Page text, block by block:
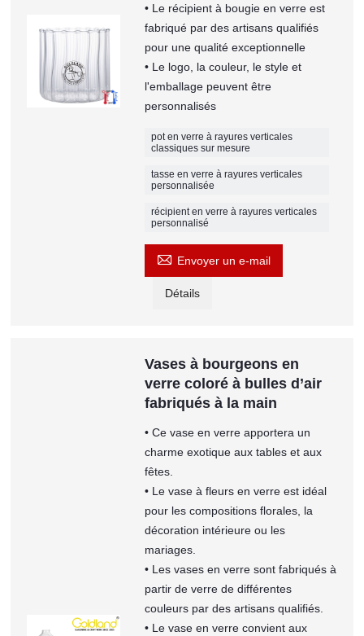
• Le récipient à bougie en verre est
fabriqué par des artisans qualifiés
pour une qualité exceptionnelle
• Le logo, la couleur, le style et
l'emballage peuvent être
personnalisés
pot en verre à rayures verticales
classiques sur mesure
tasse en verre à rayures verticales
personnalisée
récipient en verre à rayures verticales
personnalisé
 Envoyer un e-mail
Détails
Vases à bourgeons en
verre coloré à bulles d’air
fabriqués à la main
• Ce vase en verre apportera un
charme exotique aux tables et aux
fêtes.
• Le vase à fleurs en verre est idéal
pour les compositions florales, la
décoration intérieure ou les
mariages.
• Les vases en verre sont fabriqués à
partir de verre de différentes
couleurs par des artisans qualifiés.
• Le vase en verre convient aux